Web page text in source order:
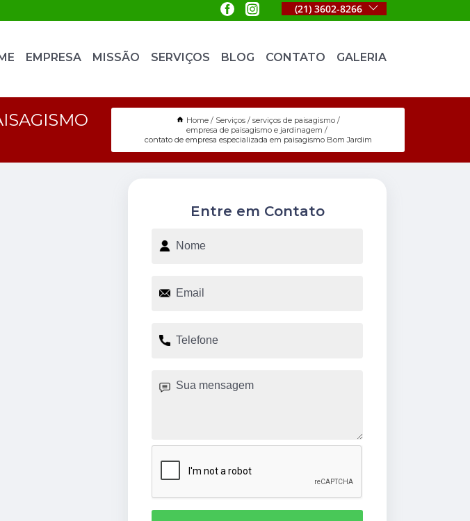
(21) 3602-8266
EMPRESA MISSÃO SERVIÇOS BLOG CONTATO GALERIA
Home Serviços
serviços de paisagismo
empresa de paisagismo e jardinagem
contato de empresa especializada em paisagismo Bom Jardim
Entre em Contato